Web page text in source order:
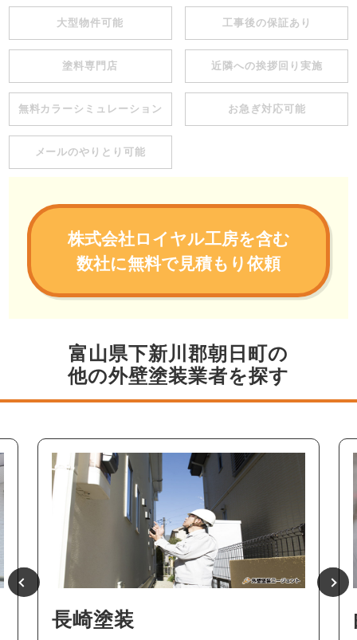
大型物件可能 工事後の保証あり
塗料専門店 近隣への挨拶回り実施
無料カラーシミュレーション お急ぎ対応可能
メールのやりとり可能
株式会社ロイヤル工房を含む
数社に無料で見積もり依頼
富山県下新川郡朝日町の
他の外壁塗装業者を探す
長崎塗装